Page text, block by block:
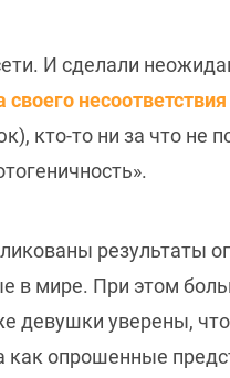
И сделали
кто-то ни за что не
результаты
в мире. При этом
девушки уверены,
опрошенные